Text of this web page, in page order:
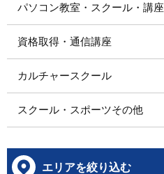
パソコン教室・スクール・講座
資格取得・通信講座
カルチャースクール
スクール・スポーツその他
エリアを絞り込む